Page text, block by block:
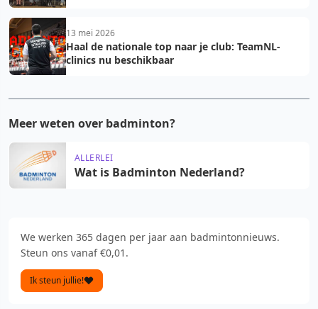
13 mei 2026
Haal de nationale top naar je club: TeamNL-
clinics nu beschikbaar
Meer weten over badminton?
ALLERLEI
Wat is Badminton Nederland?
We werken 365 dagen per jaar aan badmintonnieuws.
Steun ons vanaf €0,01.
Ik steun jullie!